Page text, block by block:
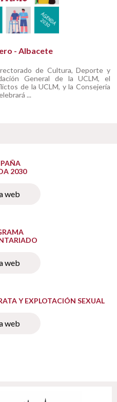
- Albacete
de Cultura, Deporte y
General de la UCLM, el
de la UCLM, y la Consejería
...
2030
web
web
Y EXPLOTACIÓN SEXUAL
web